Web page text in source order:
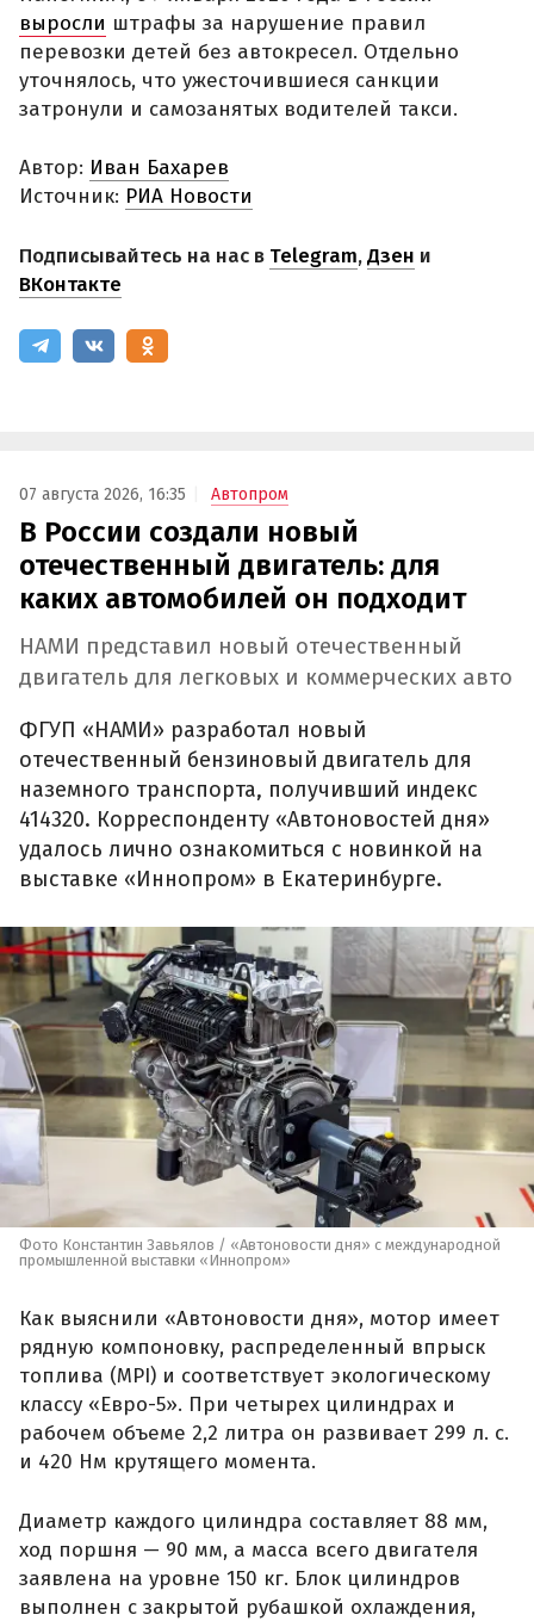
выросли штрафы за нарушение правил
перевозки детей без автокресел. Отдельно
уточнялось, что ужесточившиеся санкции
затронули и самозанятых водителей такси.
Автор: Иван Бахарев
Источник: РИА Новости
Подписывайтесь на нас в Telegram,Дзен и
ВКонтакте
07 августа 2026, 16:35 Автопром
В России создали новый
отечественный двигатель: для
каких автомобилей он подходит
НАМИ представил новый отечественный
двигатель для легковых и коммерческих авто
ФГУП «НАМИ» разработал новый
отечественный бензиновый двигатель для
наземного транспорта, получивший индекс
414320. Корреспонденту «Автоновостей дня»
удалось лично ознакомиться с новинкой на
выставке «Иннопром» в Екатеринбурге.
Фото Константин Завьялов / «Автоновости дня» с международной
промышленной выставки «Иннопром»
Как выяснили «Автоновости дня», мотор имеет
рядную компоновку, распределенный впрыск
топлива (MPI) и соответствует экологическому
классу «Евро-5». При четырех цилиндрах и
рабочем объеме 2,2 литра он развивает 299 л. с.
и 420 Нм крутящего момента.
Диаметр каждого цилиндра составляет 88 мм,
ход поршня — 90 мм, а масса всего двигателя
заявлена на уровне 150 кг. Блок цилиндров
выполнен с закрытой рубашкой охлаждения,